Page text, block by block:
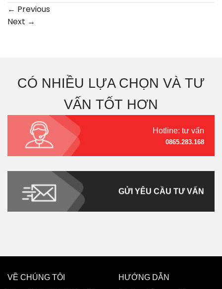
← Previous
Next →
CÓ NHIỀU LỰA CHỌN VÀ TƯ
VẤN TỐT HƠN
Hotline: tư vấn
0865.283.168
GỬI YÊU CẦU TƯ VẤN
VỀ CHÚNG TÔI
HƯỚNG DẪN